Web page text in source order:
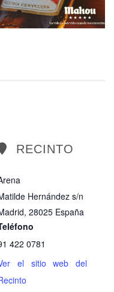
RECINTO
Hernández s/n
, 28025 España
422 0781
el sitio web del